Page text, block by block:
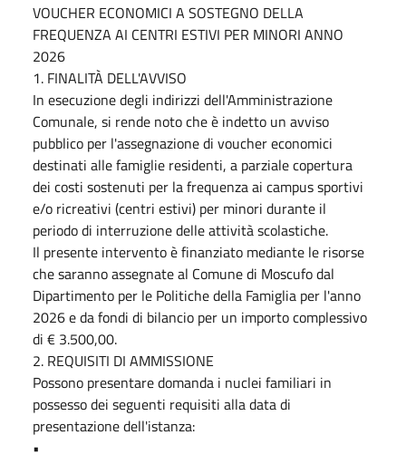
VOUCHER ECONOMICI A SOSTEGNO DELLA
FREQUENZA AI CENTRI ESTIVI PER MINORI ANNO
2026
1. FINALITÀ DELL'AVVISO
In esecuzione degli indirizzi dell'Amministrazione
Comunale, si rende noto che è indetto un avviso
pubblico per l'assegnazione di voucher economici
destinati alle famiglie residenti, a parziale copertura
dei costi sostenuti per la frequenza ai campus sportivi
e/o ricreativi (centri estivi) per minori durante il
periodo di interruzione delle attività scolastiche.
Il presente intervento è finanziato mediante le risorse
che saranno assegnate al Comune di Moscufo dal
Dipartimento per le Politiche della Famiglia per l'anno
2026 e da fondi di bilancio per un importo complessivo
di € 3.500,00.
2. REQUISITI DI AMMISSIONE
Possono presentare domanda i nuclei familiari in
possesso dei seguenti requisiti alla data di
presentazione dell'istanza:
•